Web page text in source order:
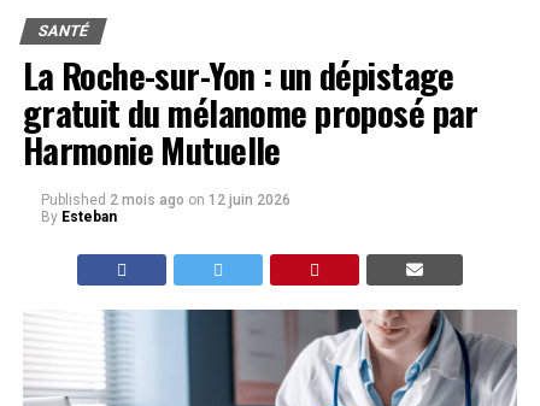
SANTÉ
La Roche-sur-Yon : un dépistage
gratuit du mélanome proposé par
Harmonie Mutuelle
Published 2 mois ago on 12 juin 2026
By Esteban